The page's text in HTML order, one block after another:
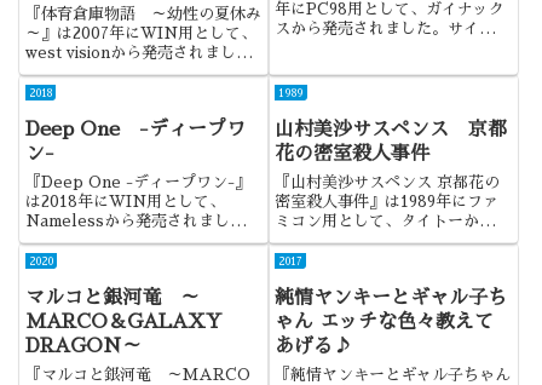
『体育倉庫物語 ～幼性の夏休み
～』は2007年にWIN用として、
west visionから発売されまし
た。体育館倉庫内のシチュに特化
した、炉利好き、つるペタ好きの
年にPC98用として、ガイナック
スから発売されました。サイレン
くなってしまったけれど、調べた
2018
Deep One -ディープワ
ン-
『Deep One -ディープワン-』
は2018年にWIN用として、
Namelessから発売されました。
出る杭は打たれるというか、自業
自得というか、まぁ、いろいろ問
1989
山村美沙サスペンス 京都
花の密室殺人事件
『山村美沙サスペンス 京都花の
密室殺人事件』は1989年にファ
ミコン用として、タイトーから発
売されました。タイトーの山村美
沙サスペンスシリーズの第2弾で
2020
マルコと銀河竜 ～
MARCO＆GALAXY
DRAGON～
『マルコと銀河竜 ～MARCO
2017
純情ヤンキーとギャル子ち
ゃん エッチな色々教えて
あげる♪
『純情ヤンキーとギャル子ちゃん